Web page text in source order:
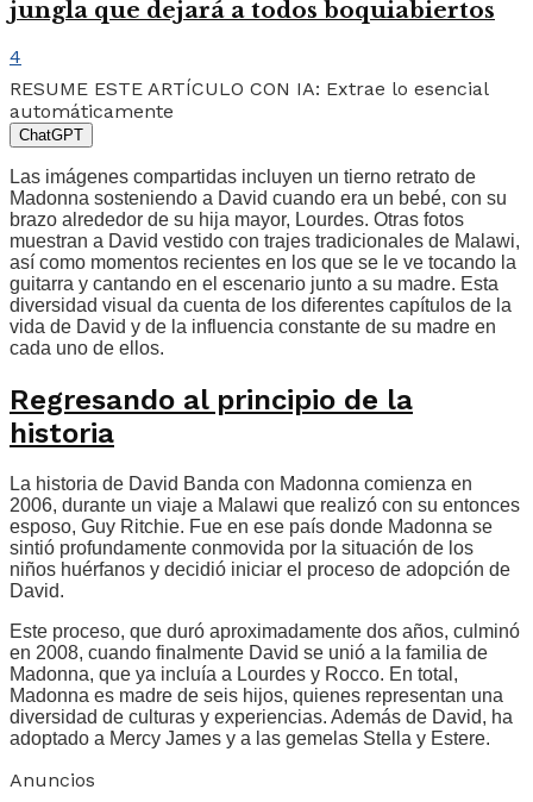
jungla que dejará a todos boquiabiertos
4
RESUME ESTE ARTÍCULO CON IA: Extrae lo esencial
automáticamente
ChatGPT
Las imágenes compartidas incluyen un tierno retrato de
Madonna sosteniendo a David cuando era un bebé, con su
brazo alrededor de su hija mayor, Lourdes. Otras fotos
muestran a David vestido con trajes tradicionales de Malawi,
así como momentos recientes en los que se le ve tocando la
guitarra y cantando en el escenario junto a su madre. Esta
diversidad visual da cuenta de los diferentes capítulos de la
vida de David y de la influencia constante de su madre en
cada uno de ellos.
Regresando al principio de la
historia
La historia de David Banda con Madonna comienza en
2006, durante un viaje a Malawi que realizó con su entonces
esposo, Guy Ritchie. Fue en ese país donde Madonna se
sintió profundamente conmovida por la situación de los
niños huérfanos y decidió iniciar el proceso de adopción de
David.
Este proceso, que duró aproximadamente dos años, culminó
en 2008, cuando finalmente David se unió a la familia de
Madonna, que ya incluía a Lourdes y Rocco. En total,
Madonna es madre de seis hijos, quienes representan una
diversidad de culturas y experiencias. Además de David, ha
adoptado a Mercy James y a las gemelas Stella y Estere.
Anuncios